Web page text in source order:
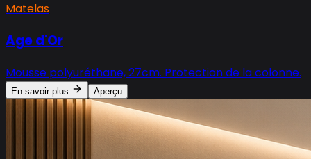
Matelas
Age d'Or
Mousse polyuréthane, 27cm. Protection de la colonne.
En savoir plus Aperçu